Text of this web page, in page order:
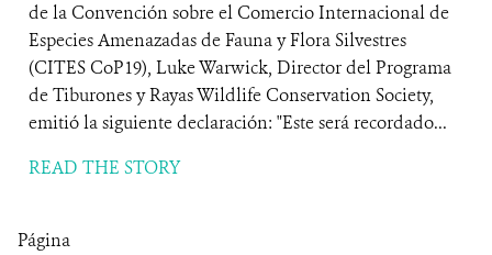
de la Convención sobre el Comercio Internacional de
Especies Amenazadas de Fauna y Flora Silvestres
(CITES CoP19), Luke Warwick, Director del Programa
de Tiburones y Rayas Wildlife Conservation Society,
emitió la siguiente declaración: "Este será recordado...
READ THE STORY
Página